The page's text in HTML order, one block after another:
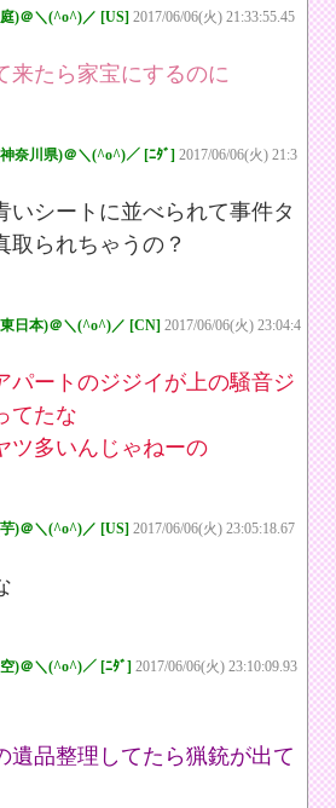
)＠＼(^o^)／ [US] 2017/06/06(火) 21:33:55.45
来たら家宝にするのに
奈川県)＠＼(^o^)／ [ﾆﾀﾞ] 2017/06/06(火) 21:3
いシートに並べられて事件タ
取られちゃうの？
日本)＠＼(^o^)／ [CN] 2017/06/06(火) 23:04:4
パートのジジイが上の騒音ジ
てたな
ツ多いんじゃねーの
)＠＼(^o^)／ [US] 2017/06/06(火) 23:05:18.67
)＠＼(^o^)／ [ﾆﾀﾞ] 2017/06/06(火) 23:10:09.93
遺品整理してたら猟銃が出て